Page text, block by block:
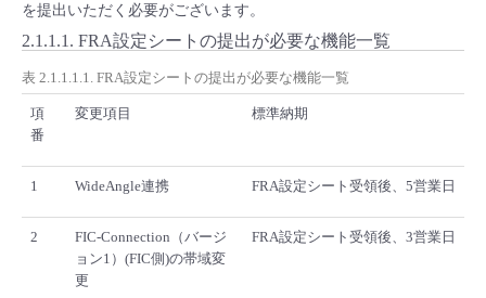
を提出いただく必要がございます。
2.1.1.1. FRA設定シートの提出が必要な機能一覧
表 2.1.1.1.1. FRA設定シートの提出が必要な機能一覧
項
番
変更項目 標準納期
1 WideAngle連携 FRA設定シート受領後、5営業日
2
FIC-Connection（バージ
ョン1）(FIC側)の帯域変
更
FRA設定シート受領後、3営業日